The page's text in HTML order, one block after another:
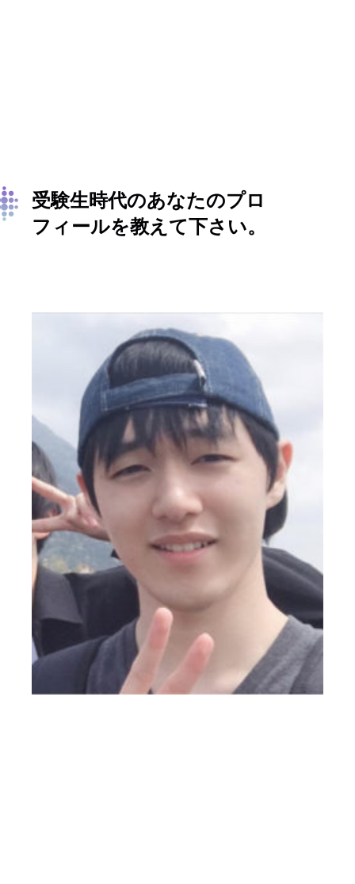
受験生時代のあなたのプロ
フィールを教えて下さい。